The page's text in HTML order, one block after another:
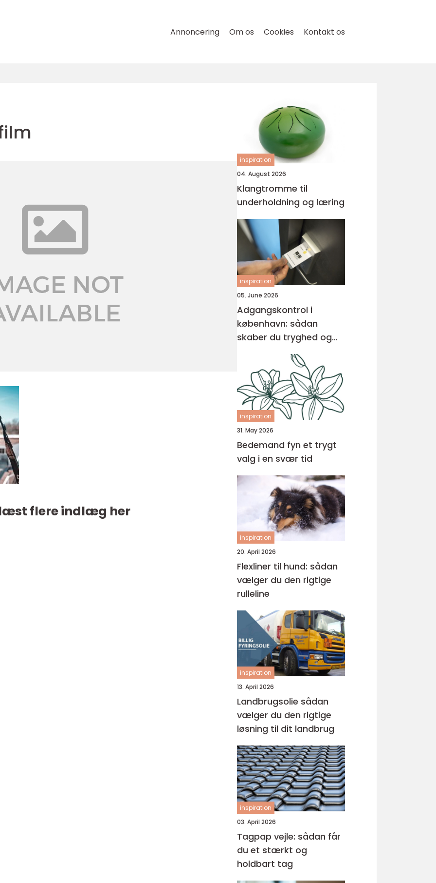
Annoncering Om os Cookies Kontakt os
flere indlæg her
inspiration
04. August 2026
Klangtromme til
underholdning og læring
inspiration
05. June 2026
Adgangskontrol i
københavn: sådan
skaber du tryghed og
inspiration
31. May 2026
Bedemand fyn et trygt
valg i en svær tid
inspiration
20. April 2026
Flexliner til hund: sådan
vælger du den rigtige
rulleline
inspiration
13. April 2026
Landbrugsolie sådan
vælger du den rigtige
løsning til dit landbrug
inspiration
03. April 2026
Tagpap vejle: sådan får
du et stærkt og
holdbart tag